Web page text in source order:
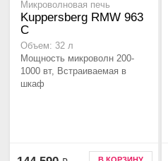
Микроволновая печь
Kuppersberg RMW 963
C
Объем: 32 л
Мощность микроволн 200-
1000 вт, Встраиваемая в
шкаф